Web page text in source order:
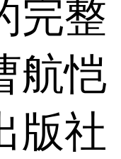
完整
航恺
版社